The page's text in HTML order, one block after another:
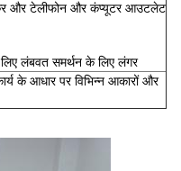
और टेलीफोन और कंप्यूटर आउटलेट
लंबवत समर्थन के लिए लंगर
के आधार पर विभिन्न आकारों और